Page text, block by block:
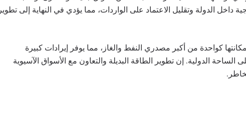
داخل الدولة وتقليل الاعتماد على الواردات، مما يؤدي في النهاية إلى تطوير
كواحدة من أكبر مصدري النفط والغاز، مما يوفر إيرادات كبيرة
الساحة الدولية. إن تطوير الطاقة البديلة والتعاون مع الأسواق الآسيوية